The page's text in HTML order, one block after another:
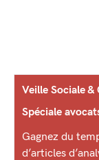
Veille Sociale &
Spéciale
Gagnez du
d’articles